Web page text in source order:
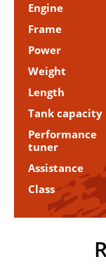
Engine
Frame
Power
Weight
Length
Tank capacity
Performance
tuner
Assistance
Class